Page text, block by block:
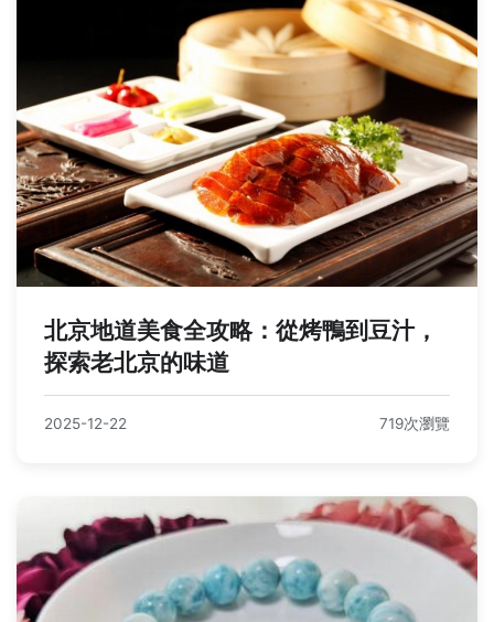
北京地道美食全攻略：從烤鴨到豆汁，
探索老北京的味道
2025-12-22 719次瀏覽